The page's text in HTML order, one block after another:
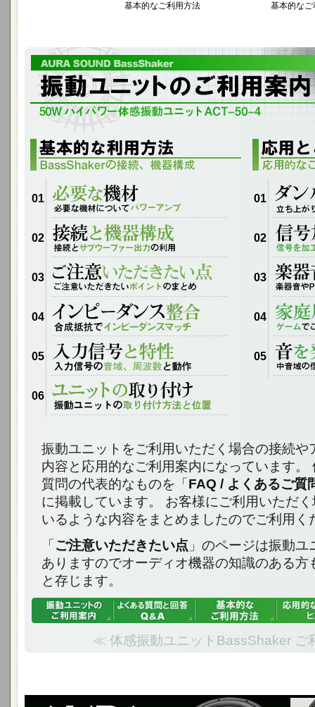
基本的なご利用方法
基本的なご
ハイパワー振動ユニット Bass Shaker ACT-50-4
01
02
03
04
05
06
01
02
03
04
05
振動ユニットをご利用いただく場合の接続や
内容と応用的なご利用案内になっています。
質問の代表的なものを「 FAQ / よくあるご質
に掲載しています。 お客様にご利用いただ
いるような内容をまとめましたのでご利用く
「 ご注意いただきたい点 」のページは振動
ありますのでオーディオ機器の知識のある方
と存じます。
≪ 体感振動ユニットBassShaker ご